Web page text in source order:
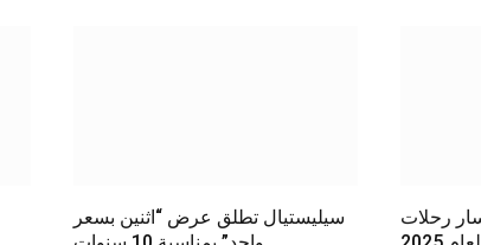
سيليستيال تطلق عرض “اثنين بسعر
رحلات